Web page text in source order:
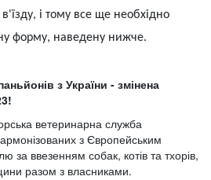
і тому все ще необхідно
форму, наведену нижче.
з України - змінена
ветеринарна служба
з Європейським
за ввезенням собак, котів та тхорів,
разом з власниками.